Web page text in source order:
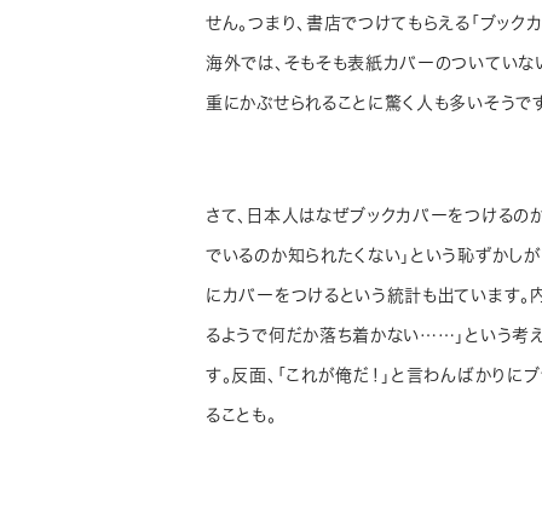
せん。つまり、書店でつけてもらえる「ブック
海外では、そもそも表紙カバーのついてい
重にかぶせられることに驚く人も多いそうで
さて、日本人はなぜブックカバーをつけるの
でいるのか知られたくない」という恥ずかし
にカバーをつけるという統計も出ています
るようで何だか落ち着かない……」という考
す。反面、「これが俺だ！」と言わんばかり
ることも。